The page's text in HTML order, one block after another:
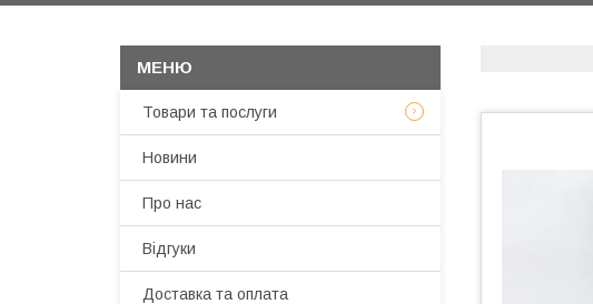
Товари та послуги
Новини
Про нас
Відгуки
Доставка та оплата